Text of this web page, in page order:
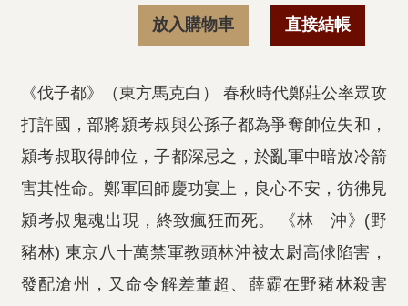
放入購物車 直接結帳
《伐子都》（東方馬克白） 春秋時代鄭莊公率眾攻
打許國，部將潁考叔與公孫子都為爭奪帥位失和，
潁考叔取得帥位，子都深忌之，於亂軍中暗放冷箭
害其性命。鄭軍回師慶功宴上，良心不安，彷彿見
潁考叔鬼魂出現，終致瘋狂而死。 《林 沖》(野
豬林) 東京八十萬禁軍教頭林沖被太尉高俅陷害，
發配滄州，又命令解差董超、薛霸在野豬林殺害